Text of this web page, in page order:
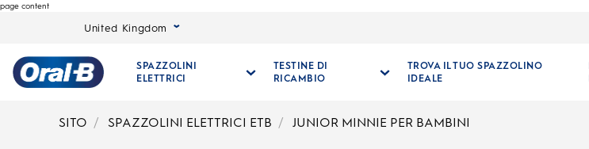
page content
United Kingdom
SPAZZOLINI
ELETTRICI
TESTINE DI
RICAMBIO
TROVA IL TUO SPAZZOLINO
IDEALE
SITO SPAZZOLINI ELETTRICI ETB JUNIOR MINNIE PER BAMBINI